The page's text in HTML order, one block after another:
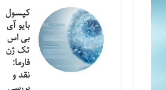
کپسول
بایو آی
بی اس
تک ژن
فارما:
نقد و